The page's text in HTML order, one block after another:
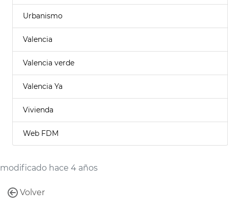
Urbanismo
Valencia
Valencia verde
Valencia Ya
Vivienda
Web FDM
modificado hace 4 años
Volver